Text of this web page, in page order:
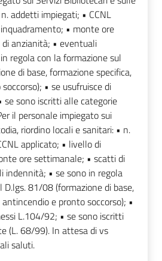
addetti impiegati; • CCNL
• monte ore
anzianità; • eventuali
regola con la formazione sul
di base, formazione specifica,
• se usufruisce di
se sono iscritti alle categorie
il personale impiegato sui
riordino locali e sanitari: • n.
applicato; • livello di
ore settimanale; • scatti di
indennità; • se sono in regola
81/08 (formazione di base,
e pronto soccorso); •
L.104/92; • se sono iscritti
(L. 68/99). In attesa di vs
saluti.